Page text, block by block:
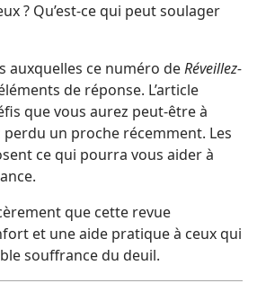
? Qu’est-​ce qui peut soulager
auxquelles ce numéro deRéveillez-
de réponse. L’article
que vous aurez peut-être à
perdu un proche récemment. Les
ce qui pourra vous aider à
que cette revue
et une aide pratique à ceux qui
souffrance du deuil.